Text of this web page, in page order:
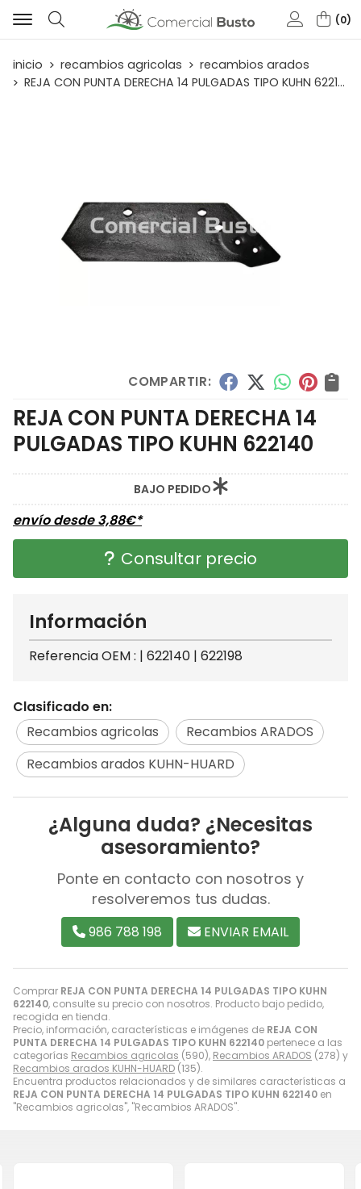
Buscar
0
inicio recambios agricolas
recambios arados
REJA CON PUNTA DERECHA 14 PULGADAS TIPO KUHN 622140
COMPARTIR:
REJA CON PUNTA DERECHA 14
PULGADAS TIPO KUHN 622140
BAJO PEDIDO
envío desde3,88€*
Consultar precio
Comprar REJA CON PUNTA DERECHA 14 PULGADAS TIPO KUHN
622140, consulte su precio con nosotros. Producto bajo pedido,
recogida en tienda.
Precio, información, características e imágenes de REJA CON
PUNTA DERECHA 14 PULGADAS TIPO KUHN 622140 pertenece a las
categorías Recambios agricolas (590), Recambios ARADOS (278) y
Recambios arados KUHN-HUARD (135).
Encuentra productos relacionados y de similares características a
REJA CON PUNTA DERECHA 14 PULGADAS TIPO KUHN 622140 en
"Recambios agricolas", "Recambios ARADOS".
Información
Referencia OEM : | 622140 | 622198
Clasificado en:
Recambios agricolas
Recambios ARADOS
Recambios arados KUHN-HUARD
¿Alguna duda? ¿Necesitas
asesoramiento?
Ponte en contacto con nosotros y
resolveremos tus dudas.
986 788 198 ENVIAR EMAIL